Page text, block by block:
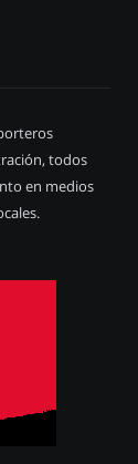
todos
en medios